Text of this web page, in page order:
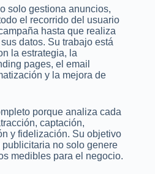
solo gestiona anuncios,
el recorrido del usuario
hasta que realiza
datos. Su trabajo está
la estrategia, la
pages, el email
y la mejora de
porque analiza cada
captación,
y fidelización. Su objetivo
no solo genere
medibles para el negocio.